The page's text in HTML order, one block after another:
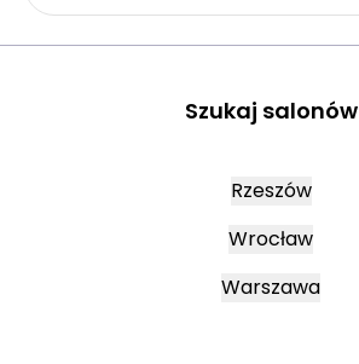
Szukaj salonów
Rzeszów
Wrocław
Warszawa